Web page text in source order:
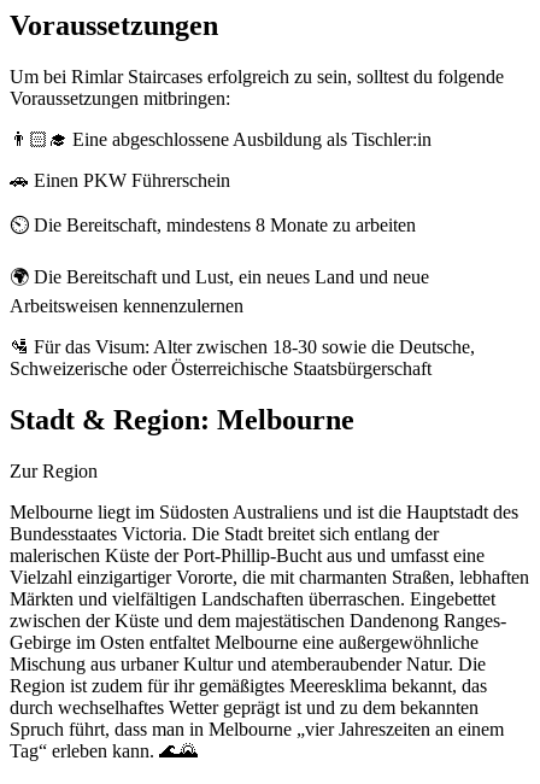
Voraussetzungen
Um bei Rimlar Staircases erfolgreich zu sein, solltest du folgende
Voraussetzungen mitbringen:
👨🏻‍🎓 Eine abgeschlossene Ausbildung als Tischler:in
🚗 Einen PKW Führerschein
⏲️ Die Bereitschaft, mindestens 8 Monate zu arbeiten
🌍 Die Bereitschaft und Lust, ein neues Land und neue
Arbeitsweisen kennenzulernen
🛂 Für das Visum: Alter zwischen 18-30 sowie die Deutsche,
Schweizerische oder Österreichische Staatsbürgerschaft
Stadt & Region: Melbourne
Zur Region
Melbourne liegt im Südosten Australiens und ist die Hauptstadt des
Bundesstaates Victoria. Die Stadt breitet sich entlang der
malerischen Küste der Port-Phillip-Bucht aus und umfasst eine
Vielzahl einzigartiger Vororte, die mit charmanten Straßen, lebhaften
Märkten und vielfältigen Landschaften überraschen. Eingebettet
zwischen der Küste und dem majestätischen Dandenong Ranges-
Gebirge im Osten entfaltet Melbourne eine außergewöhnliche
Mischung aus urbaner Kultur und atemberaubender Natur. Die
Region ist zudem für ihr gemäßigtes Meeresklima bekannt, das
durch wechselhaftes Wetter geprägt ist und zu dem bekannten
Spruch führt, dass man in Melbourne „vier Jahreszeiten an einem
Tag“ erleben kann. 🌊🌄